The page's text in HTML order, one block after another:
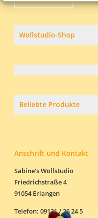
Wollstudio-Shop
Beliebte Produkte
Anschrift und Kontakt
Sabine's Wollstudio
Friedrichstraße 4
91054 Erlangen
Telefon: 09131 / 26 24 5